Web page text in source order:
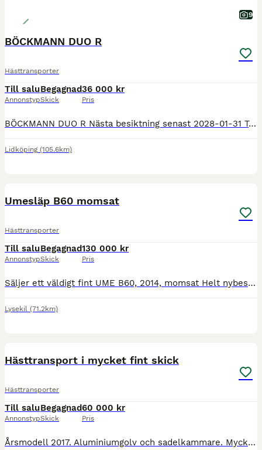
9
BÖCKMANN DUO R
Hästtransporter
Till salu
Annonstyp
Begagnad
Skick
36 000 kr
Pris
BÖCKMANN DUO R Nästa besiktning senast 2028-01-31 Totalvikt 1990 kg Max lastvikt 1067 kg Årsmodell 2013 Nyinlagd broddmatta Sulkyfästen Trägolv Nyckel till dörrarna saknas Ett bra släp som
Lidköping (105.6km)
Umesläp B60 momsat
Hästtransporter
Till salu
Annonstyp
Begagnad
Skick
130 000 kr
Pris
Säljer ett väldigt fint UME B60, 2014, momsat Helt nybesiktat. Utrustad med: * Stor sadelkammare * Sommar- och vinterhjul på alufälgar * Hård överlucka * Fläkt i hästdel * Isolerade väggar och tak * Dubbla skötardörrar * Reservdäck * Stabiliseringsdrag * Hösegel Årsmodell: 2014 Totalvikt: 1 990 kg Lastvikt: 1 120 kg Ligger väldigt fint bakom bilen och de hästar jag kört
Lysekil (71.2km)
Hästtransport i mycket fint skick
Hästtransporter
Till salu
Annonstyp
Begagnad
Skick
60 000 kr
Pris
Årsmodell 2017. Aluminiumgolv och sadelkammare. Mycket fint skick, endast två ägare, sparsamt använd. Medföljer fyra vinterdäck med dubbar, extra skyddsmatta för golvet, trailerlås, dragskydd, överdrag och några mindre reservdelar. Besiktigat och godkänt i juni 2025, nästa besiktning senast 2027-06-30. Går att köra med B-körkort.